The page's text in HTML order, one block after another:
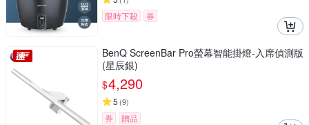
限時下殺 券
BenQ ScreenBar Pro螢幕智能掛燈-入席偵測版
(星辰銀)
$4,290
5 (9)
券 贈品